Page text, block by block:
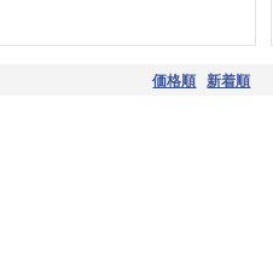
価格順 新着順